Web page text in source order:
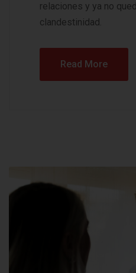
relaciones y ya no
clandestinidad.
Read More